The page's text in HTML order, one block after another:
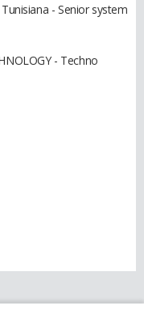
- Senior system
- Techno